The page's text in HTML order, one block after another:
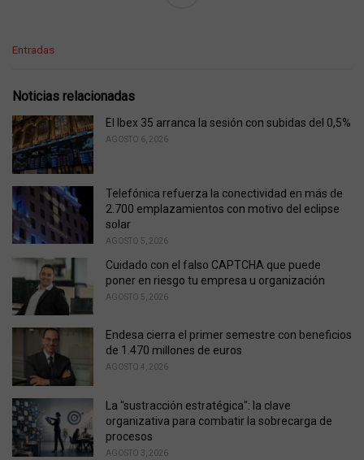
C
e
o
r
i
e
:
Entradas
Noticias relacionadas
El Ibex 35 arranca la sesión con subidas del 0,5%
AGOSTO 6, 2026
Telefónica refuerza la conectividad en más de
2.700 emplazamientos con motivo del eclipse
solar
AGOSTO 5, 2026
Cuidado con el falso CAPTCHA que puede
poner en riesgo tu empresa u organización
AGOSTO 5, 2026
Endesa cierra el primer semestre con beneficios
de 1.470 millones de euros
AGOSTO 4, 2026
La "sustracción estratégica": la clave
organizativa para combatir la sobrecarga de
procesos
AGOSTO 3, 2026